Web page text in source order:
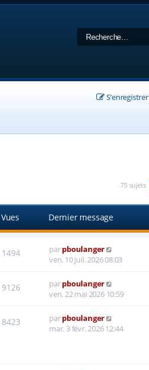
S’enregistrer
75 sujets
Vues Dernier message
1494 parpboulanger
ven. 10 juil. 2026 08:03
9126 parpboulanger
ven. 22 mai 2026 10:59
8423 parpboulanger
mar. 3 févr. 2026 12:44